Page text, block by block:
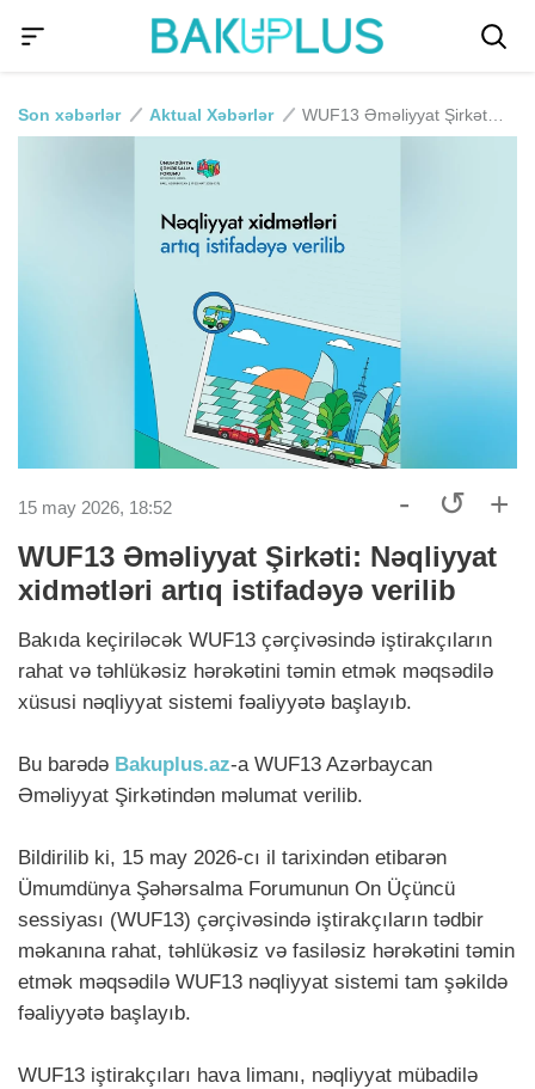
Son xəbərlər Aktual Xəbərlər
15 may 2026, 18:52 - ↺ +
WUF13 Əməliyyat Şirkəti: Nəqliyyat
xidmətləri artıq istifadəyə verilib
Bakıda keçiriləcək WUF13 çərçivəsində iştirakçıların
rahat və təhlükəsiz hərəkətini təmin etmək məqsədilə
xüsusi nəqliyyat sistemi fəaliyyətə başlayıb.
Bu barədə Bakuplus.az-a WUF13 Azərbaycan
Əməliyyat Şirkətindən məlumat verilib.
Bildirilib ki, 15 may 2026-cı il tarixindən etibarən
Ümumdünya Şəhərsalma Forumunun On Üçüncü
sessiyası (WUF13) çərçivəsində iştirakçıların tədbir
məkanına rahat, təhlükəsiz və fasiləsiz hərəkətini təmin
etmək məqsədilə WUF13 nəqliyyat sistemi tam şəkildə
fəaliyyətə başlayıb.
WUF13 iştirakçıları hava limanı, nəqliyyat mübadilə